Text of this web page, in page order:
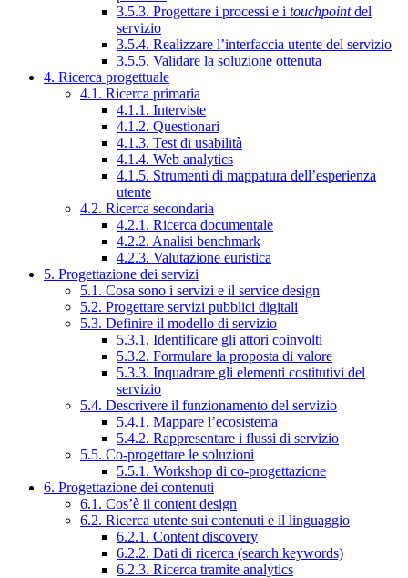
3.5.3. Progettare i processi e i touchpointdel
servizio
3.5.4. Realizzare l’interfaccia utente del servizio
3.5.5. Validare la soluzione ottenuta
4. Ricerca progettuale
4.1. Ricerca primaria
4.1.1. Interviste
4.1.2. Questionari
4.1.3. Test di usabilità
4.1.4. Web analytics
4.1.5. Strumenti di mappatura dell’esperienza
utente
4.2. Ricerca secondaria
4.2.1. Ricerca documentale
4.2.2. Analisi benchmark
4.2.3. Valutazione euristica
5. Progettazione dei servizi
5.1. Cosa sono i servizi e il service design
5.2. Progettare servizi pubblici digitali
5.3. Definire il modello di servizio
5.3.1. Identificare gli attori coinvolti
5.3.2. Formulare la proposta di valore
5.3.3. Inquadrare gli elementi costitutivi del
servizio
5.4. Descrivere il funzionamento del servizio
5.4.1. Mappare l’ecosistema
5.4.2. Rappresentare i flussi di servizio
5.5. Co-progettare le soluzioni
5.5.1. Workshop di co-progettazione
6. Progettazione dei contenuti
6.1. Cos’è il content design
6.2. Ricerca utente sui contenuti e il linguaggio
6.2.1. Content discovery
6.2.2. Dati di ricerca (search keywords)
6.2.3. Ricerca tramite analytics